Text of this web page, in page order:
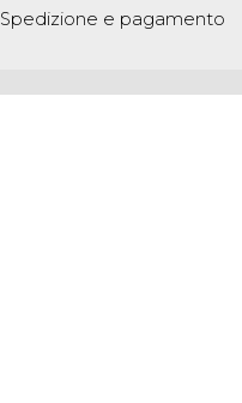
Spedizione e pagamento